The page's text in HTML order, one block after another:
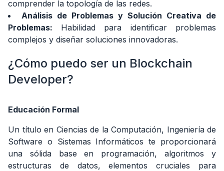
comprender la topología de las redes.
Análisis de Problemas y Solución Creativa de
Problemas: Habilidad para identificar problemas
complejos y diseñar soluciones innovadoras.
¿Cómo puedo ser un Blockchain
Developer?
Educación Formal
Un título en Ciencias de la Computación, Ingeniería de
Software o Sistemas Informáticos te proporcionará
una sólida base en programación, algoritmos y
estructuras de datos, elementos cruciales para